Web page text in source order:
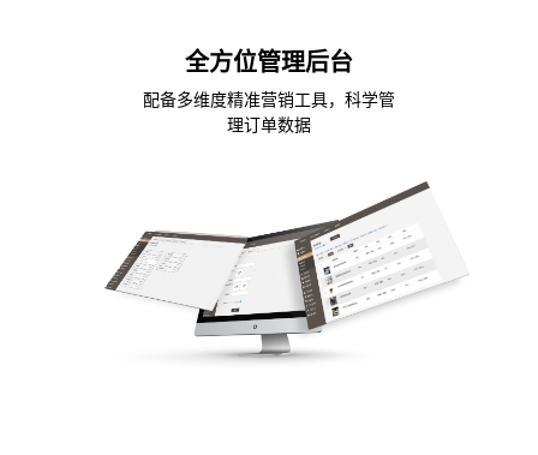
全方位管理后台
配备多维度精准营销工具，科学管
理订单数据